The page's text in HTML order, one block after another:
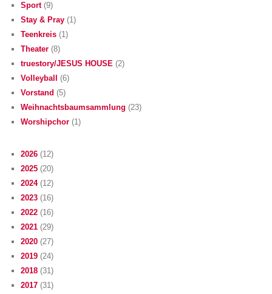
Sport(9)
Stay & Pray (1)
Teenkreis (1)
Theater (8)
truestory/JESUS HOUSE (2)
Volleyball
(6)
Vorstand (5)
Weihnachtsbaumsammlung (23)
Worshipchor (1)
2026 (12)
2025 (20)
2024(12)
2023 (16)
2022 (16)
2021 (29)
2020 (27)
2019 (24)
2018 (31)
2017 (31)